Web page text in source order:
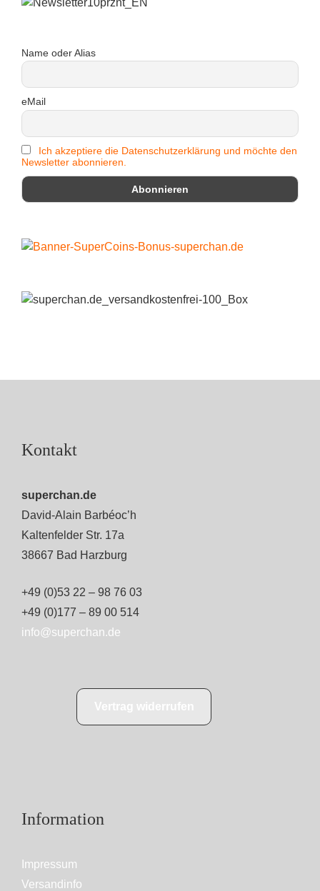
Name oder Alias
eMail
Ich akzeptiere die Datenschutzerklärung und möchte den
Newsletter abonnieren.
Kontakt
superchan.de
David-Alain Barbéoc’h
Kaltenfelder Str. 17a
38667 Bad Harzburg
+49 (0)53 22 – 98 76 03
+49 (0)177 – 89 00 514
info@superchan.de
Information
Impressum
Versandinfo